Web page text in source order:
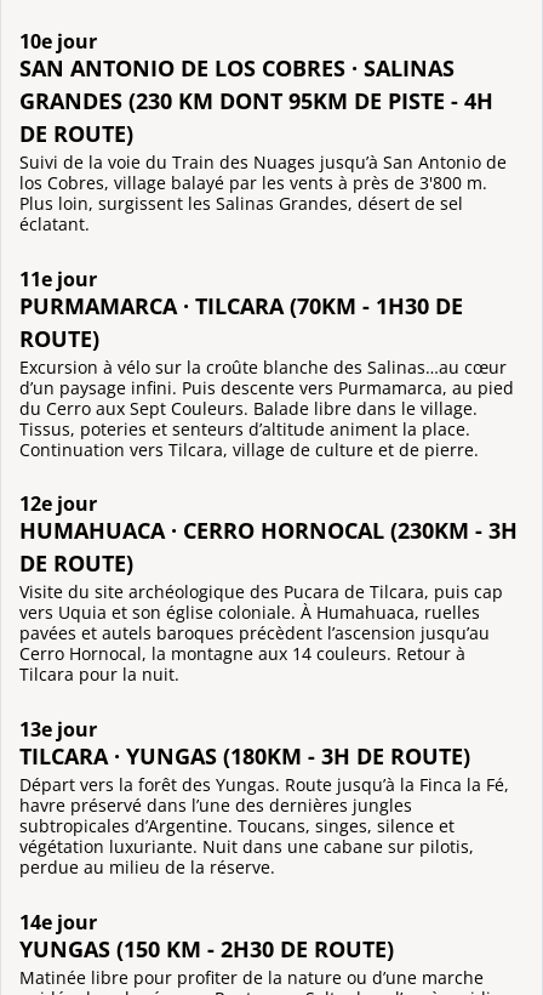
10e jour
SAN ANTONIO DE LOS COBRES · SALINAS
GRANDES (230 KM DONT 95KM DE PISTE - 4H
DE ROUTE)
Suivi de la voie du Train des Nuages jusqu’à San Antonio de
los Cobres, village balayé par les vents à près de 3'800 m.
Plus loin, surgissent les Salinas Grandes, désert de sel
éclatant.
11e jour
PURMAMARCA · TILCARA (70KM - 1H30 DE
ROUTE)
Excursion à vélo sur la croûte blanche des Salinas…au cœur
d’un paysage infini. Puis descente vers Purmamarca, au pied
du Cerro aux Sept Couleurs. Balade libre dans le village.
Tissus, poteries et senteurs d’altitude animent la place.
Continuation vers Tilcara, village de culture et de pierre.
12e jour
HUMAHUACA · CERRO HORNOCAL (230KM - 3H
DE ROUTE)
Visite du site archéologique des Pucara de Tilcara, puis cap
vers Uquia et son église coloniale. À Humahuaca, ruelles
pavées et autels baroques précèdent l’ascension jusqu’au
Cerro Hornocal, la montagne aux 14 couleurs. Retour à
Tilcara pour la nuit.
13e jour
TILCARA · YUNGAS (180KM - 3H DE ROUTE)
Départ vers la forêt des Yungas. Route jusqu’à la Finca la Fé,
havre préservé dans l’une des dernières jungles
subtropicales d’Argentine. Toucans, singes, silence et
végétation luxuriante. Nuit dans une cabane sur pilotis,
perdue au milieu de la réserve.
14e jour
YUNGAS (150 KM - 2H30 DE ROUTE)
Matinée libre pour profiter de la nature ou d’une marche